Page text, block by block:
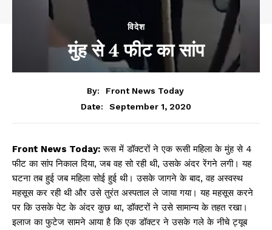
विदेश
मुंह से 4 फीट का सांप
By:
Front News Today
Date:
September 1, 2020
Front News Today: रूस में डॉक्टरों ने एक रूसी महिला के मुंह से 4
फीट का सांप निकाल दिया, जब वह सो रही थी, उसके अंदर रेंगने लगी। यह
घटना तब हुई जब महिला सोई हुई थी। उसके जागने के बाद, वह अस्वस्थ
महसूस कर रही थी और उसे तुरंत अस्पताल ले जाया गया। यह महसूस करने
पर कि उसके पेट के अंदर कुछ था, डॉक्टरों ने उसे सामान्य के तहत रखा।
इलाज का फुटेज सामने आया है कि एक डॉक्टर ने उसके गले के नीचे ट्यूब